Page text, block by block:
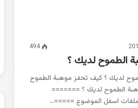
494
الطموح لديك ؟
لديك ؟ كيف تحفز موهبة الطموح
الطموح لديك ؟ =======
اسفل الموضوع =====…